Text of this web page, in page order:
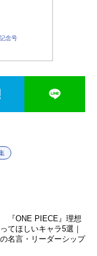
念号
『ONE PIECE』理想
てほしいキャラ5選｜
名言・リーダーシップ